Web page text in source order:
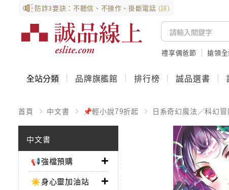
防詐3要訣：不聽信、不操作、掛斷電話 (詳)
禮享偶爸節 搶領
全站分類 品牌旗艦館 排行榜 誠品選書
首頁 中文書 📌輕小說79折起 日系奇幻魔法／科幻冒
中文書
📢強檔預購
☀️身心靈加油站